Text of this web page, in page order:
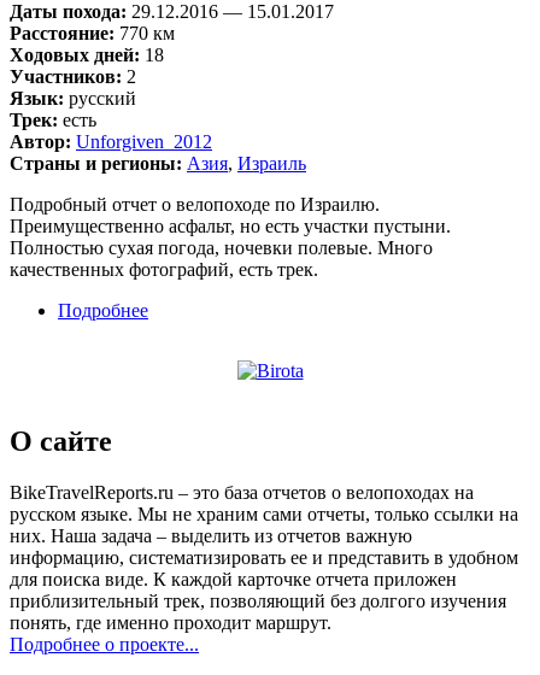
Даты похода: 29.12.2016 — 15.01.2017
Расстояние: 770 км
Ходовых дней: 18
Участников: 2
Язык: русский
Трек: есть
Автор: Unforgiven_2012
Страны и регионы: Азия, Израиль
Подробный отчет о велопоходе по Израилю.
Преимущественно асфальт, но есть участки пустыни.
Полностью сухая погода, ночевки полевые. Много
качественных фотографий, есть трек.
Подробнее
О сайте
BikeTravelReports.ru – это база отчетов о велопоходах на
русском языке. Мы не храним сами отчеты, только ссылки на
них. Наша задача – выделить из отчетов важную
информацию, систематизировать ее и представить в удобном
для поиска виде. К каждой карточке отчета приложен
приблизительный трек, позволяющий без долгого изучения
понять, где именно проходит маршрут.
Подробнее о проекте...